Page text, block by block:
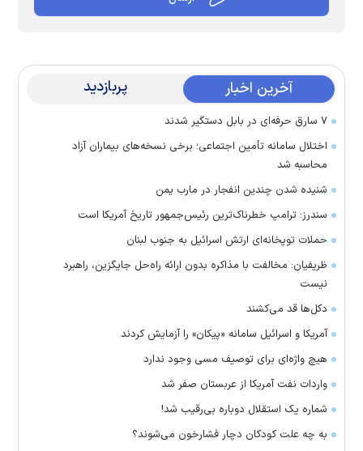
آخرین اخبار پربازدید
۷ سارق حرفه‌ای در بابل دستگیر شدند
اختلال سامانه تأمین اجتماعی؛ برخی نسخه‌های بیماران آزاد
محاسبه شد
شنیده شدن چندین انفجار در مارب یمن
سندرز: ترامپ خطرناک‌ترین رئیس‌جمهور تاریخ آمریکا است
حملات توپخانه‌ای ارتش اسرائیل به جنوب لبنان
ظریفیان: مخالفت با مذاکره بدون ارائه راه‌حل جایگزین، راهبرد
نیست
دکل‌ها قد می‌کشند
آمریکا و اسرائیل سامانه «پیکان» را آزمایش کردند
هیچ واژه‌ای برای توصیف مسی وجود ندارد
واردات نفت آمریکا از عربستان صفر شد
شماره یک استقلال دوباره بی‌رقیب شد!
به چه علت کودکان دچار فشارخون می‌شوند؟